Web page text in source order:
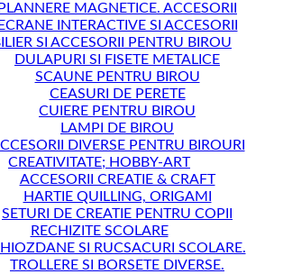
PLANNERE MAGNETICE. ACCESORII
ECRANE INTERACTIVE SI ACCESORII
SI ACCESORII PENTRU BIROU
DULAPURI SI FISETE METALICE
SCAUNE PENTRU BIROU
CEASURI DE PERETE
CUIERE PENTRU BIROU
LAMPI DE BIROU
DIVERSE PENTRU BIROURI
CREATIVITATE; HOBBY-ART
ACCESORII CREATIE & CRAFT
HARTIE QUILLING, ORIGAMI
SETURI DE CREATIE PENTRU COPII
RECHIZITE SCOLARE
SI RUCSACURI SCOLARE.
TROLLERE SI BORSETE DIVERSE.